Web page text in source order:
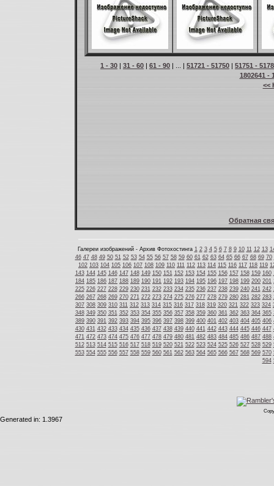
1 - 30 | 31 - 60 | 61 - 90 | ... | 51721 - 51750 | 51751 -
1802641 -
<<
Обратная
Галереи изображений - Архив Фотохостинга 1 2 3 4 5 6 7 8 9 10 11 12 13
46 47 48 49 50 51 52 53 54 55 56 57 58 59 60 61 62 63 64 65 66 67 68 69 70
102 103 104 105 106 107 108 109 110 111 112 113 114 115 116 117 118 119
143 144 145 146 147 148 149 150 151 152 153 154 155 156 157 158 159 160
184 185 186 187 188 189 190 191 192 193 194 195 196 197 198 199 200 201
225 226 227 228 229 230 231 232 233 234 235 236 237 238 239 240 241 242
266 267 268 269 270 271 272 273 274 275 276 277 278 279 280 281 282 283
307 308 309 310 311 312 313 314 315 316 317 318 319 320 321 322 323 324
348 349 350 351 352 353 354 355 356 357 358 359 360 361 362 363 364 365
389 390 391 392 393 394 395 396 397 398 399 400 401 402 403 404 405 406
430 431 432 433 434 435 436 437 438 439 440 441 442 443 444 445 446 447
471 472 473 474 475 476 477 478 479 480 481 482 483 484 485 486 487 488
512 513 514 515 516 517 518 519 520 521 522 523 524 525 526 527 528 529
553 554 555 556 557 558 559 560 561 562 563 564 565 566 567 568 569 570
594
Generated in: 1.3967